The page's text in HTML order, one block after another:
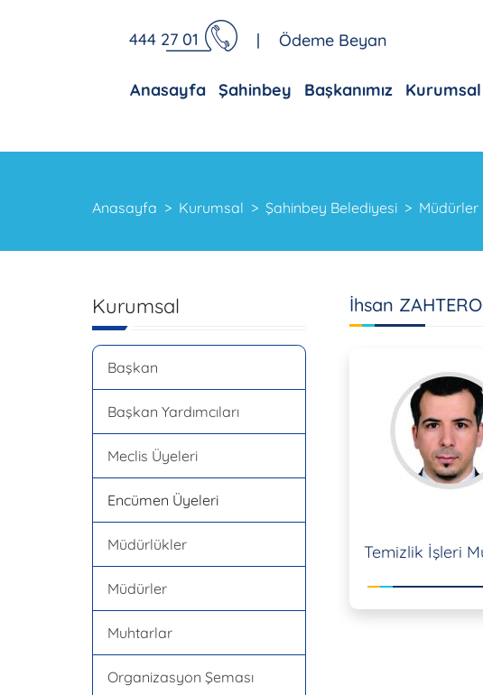
444 27 01 | Ödeme Beyan
Anasayfa Şahinbey Başkanımız Kurumsal
Anasayfa Kurumsal Şahinbey Belediyesi Müdürler
Kurumsal
Başkan
Başkan Yardımcıları
Meclis Üyeleri
Encümen Üyeleri
Müdürlükler
Müdürler
Muhtarlar
Organizasyon Şeması
İhsan
Temizlik İşleri